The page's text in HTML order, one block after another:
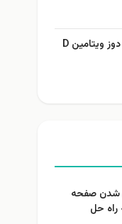
میزان صحیح مصرف دوز ویتامین D
شدن صفحه
حل